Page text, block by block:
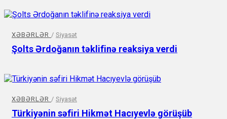
XƏBƏRLƏR / Siyasət
Şolts Ərdoğanın təklifinə reaksiya verdi
XƏBƏRLƏR / Siyasət
Türkiyənin səfiri Hikmət Hacıyevlə görüşüb